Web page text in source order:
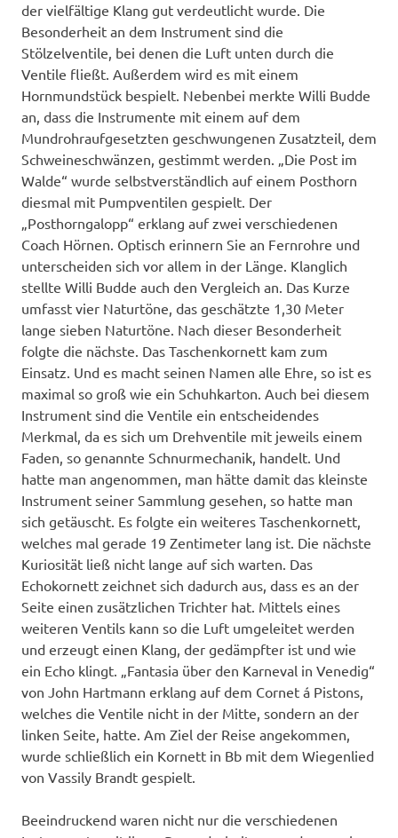
der vielfältige Klang gut verdeutlicht wurde. Die
Besonderheit an dem Instrument sind die
Stölzelventile, bei denen die Luft unten durch die
Ventile fließt. Außerdem wird es mit einem
Hornmundstück bespielt. Nebenbei merkte Willi Budde
an, dass die Instrumente mit einem auf dem
Mundrohraufgesetzten geschwungenen Zusatzteil, dem
Schweineschwänzen, gestimmt werden. „Die Post im
Walde“ wurde selbstverständlich auf einem Posthorn
diesmal mit Pumpventilen gespielt. Der
„Posthorngalopp“ erklang auf zwei verschiedenen
Coach Hörnen. Optisch erinnern Sie an Fernrohre und
unterscheiden sich vor allem in der Länge. Klanglich
stellte Willi Budde auch den Vergleich an. Das Kurze
umfasst vier Naturtöne, das geschätzte 1,30 Meter
lange sieben Naturtöne. Nach dieser Besonderheit
folgte die nächste. Das Taschenkornett kam zum
Einsatz. Und es macht seinen Namen alle Ehre, so ist es
maximal so groß wie ein Schuhkarton. Auch bei diesem
Instrument sind die Ventile ein entscheidendes
Merkmal, da es sich um Drehventile mit jeweils einem
Faden, so genannte Schnurmechanik, handelt. Und
hatte man angenommen, man hätte damit das kleinste
Instrument seiner Sammlung gesehen, so hatte man
sich getäuscht. Es folgte ein weiteres Taschenkornett,
welches mal gerade 19 Zentimeter lang ist. Die nächste
Kuriosität ließ nicht lange auf sich warten. Das
Echokornett zeichnet sich dadurch aus, dass es an der
Seite einen zusätzlichen Trichter hat. Mittels eines
weiteren Ventils kann so die Luft umgeleitet werden
und erzeugt einen Klang, der gedämpfter ist und wie
ein Echo klingt. „Fantasia über den Karneval in Venedig“
von John Hartmann erklang auf dem Cornet á Pistons,
welches die Ventile nicht in der Mitte, sondern an der
linken Seite, hatte. Am Ziel der Reise angekommen,
wurde schließlich ein Kornett in Bb mit dem Wiegenlied
von Vassily Brandt gespielt.
Beeindruckend waren nicht nur die verschiedenen